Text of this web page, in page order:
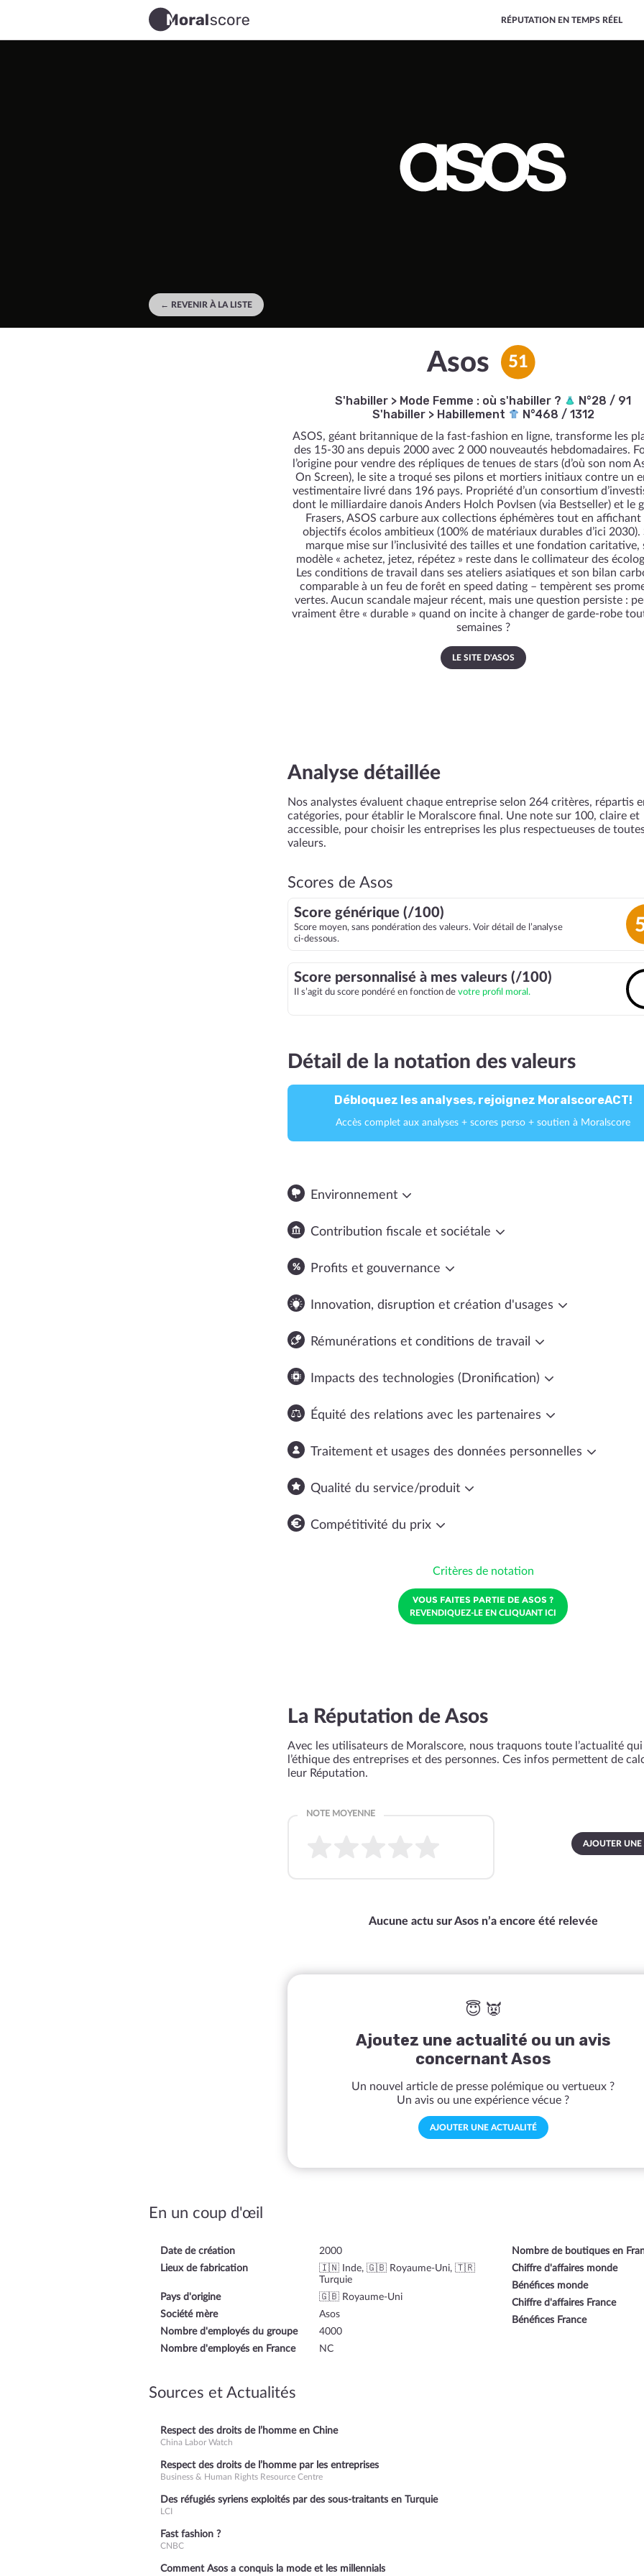
RÉPUTATION EN TEMPS RÉEL
← REVENIR À LA LISTE
Asos 51
S'habiller > Mode Femme : où s'habiller ?
N°28 / 91
S'habiller> Habillement N°468 / 1312
ASOS, géant britannique de la fast-fashion en ligne, transforme les
des 15-30 ans depuis 2000 avec 2 000 nouveautés hebdomadaires.
l’origine pour vendre des répliques de tenues de stars (d’où son nom
On Screen), le site a troqué ses pilons et mortiers initiaux contre un
vestimentaire livré dans 196 pays. Propriété d’un consortium
dont le milliardaire danois Anders Holch Povlsen (via Bestseller) et le
Frasers, ASOS carbure aux collections éphémères tout en affichant
objectifs écolos ambitieux (100% de matériaux durables d’ici 2030).
marque mise sur l’inclusivité des tailles et une fondation caritative,
modèle « achetez, jetez, répétez » reste dans le collimateur des
Les conditions de travail dans ses ateliers asiatiques et son bilan
comparable à un feu de forêt en speed dating – tempèrent ses
vertes. Aucun scandale majeur récent, mais une question persiste :
vraiment être « durable » quand on incite à changer de garde-robe
semaines ?
LE SITE D'ASOS
Analyse détaillée
Nos analystes évaluent chaque entreprise selon 264 critères, répartis
catégories, pour établir le Moralscore final. Une note sur 100, claire et
accessible, pour choisir les entreprises les plus respectueuses de
valeurs.
Scores de Asos
Score générique (/100)
Score moyen, sans pondération des valeurs. Voir détail de l’analyse
ci-dessous.
Score personnalisé à mes valeurs (/100)
Il s’agit du score pondéré en fonction de votre profil moral.
Détail de la notation des valeurs
Débloquez les analyses, rejoignez MoralscoreACT!
Accès complet aux analyses + scores perso + soutien à Moralscore
Environnement
Contribution fiscale et sociétale
Profits et gouvernance
Innovation, disruption et création d'usages
Rémunérations et conditions de travail
Impacts des technologies (Dronification)
Équité des relations avec les partenaires
Traitement et usages des données personnelles
Qualité du service/produit
Compétitivité du prix
Critères de notation
VOUS FAITES PARTIE DE ASOS ?
REVENDIQUEZ-LE EN CLIQUANT ICI
La Réputation de Asos
Avec les utilisateurs de Moralscore, nous traquons toute l’actualité
l’éthique des entreprises et des personnes. Ces infos permettent de
leur Réputation.
AJOUTER UNE
Aucune actu sur Asos n’a encore été relevée
😇 👿
Ajoutez une actualité ou un avis
concernant Asos
Un nouvel article de presse polémique ou vertueux ?
Un avis ou une expérience vécue ?
AJOUTER UNE ACTUALITÉ
En un coup d'œil
Date de création
2000
Lieux de fabrication
🇮🇳 Inde, 🇬🇧 Royaume-Uni, 🇹🇷
Turquie
Pays d'origine
🇬🇧 Royaume-Uni
Société mère
Asos
Nombre d'employés du groupe
4000
Nombre d'employés en France
NC
Nombre de boutiques en
Chiffre d'affaires monde
Bénéfices monde
Chiffre d'affaires France
Bénéfices France
Sources et Actualités
Respect des droits de l’homme en Chine
China Labor Watch
Respect des droits de l’homme par les entreprises
Business & Human Rights Resource Centre
Des réfugiés syriens exploités par des sous-traitants en Turquie
LCI
Fast fashion ?
CNBC
Comment Asos a conquis la mode et les millennials